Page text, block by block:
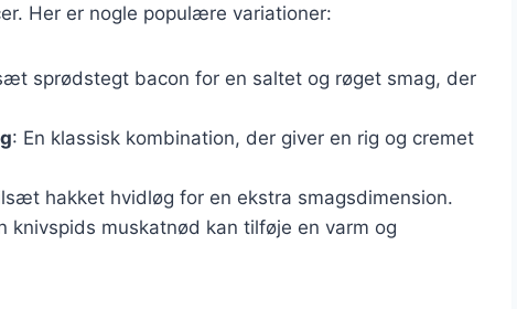
Her er nogle populære variationer:
sprødstegt bacon for en saltet og røget smag, der
: En klassisk kombination, der giver en rig og cremet
hakket hvidløg for en ekstra smagsdimension.
knivspids muskatnød kan tilføje en varm og